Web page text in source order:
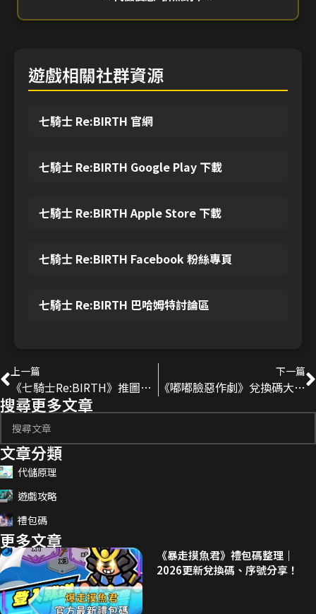
遊戲相關社群資源
七騎士 Re:BIRTH 官網
七騎士 Re:BIRTH Google Play 下載
七騎士 Re:BIRTH Apple Store 下載
七騎士 Re:BIRTH Facebook 粉絲專頁
七騎士 Re:BIRTH 巴哈姆特討論區
上一篇
《七騎士Re:BIRTH》推圖神角-梅爾契｜噩夢無腦推關介紹
下一篇
《嘟嘟臉惡作劇》兌換碼大全｜最新可用序號彙整（2025年10月更新）
搜尋更多文章
文章分類
代儲原理
遊戲攻略
禮包碼
更多文章
《暴走摸魚君》禮包碼整理｜
2026更新兌換碼、序號分享！